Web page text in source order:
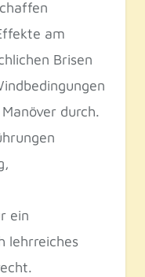
am
Brisen
durch.
ein
lehrreiches